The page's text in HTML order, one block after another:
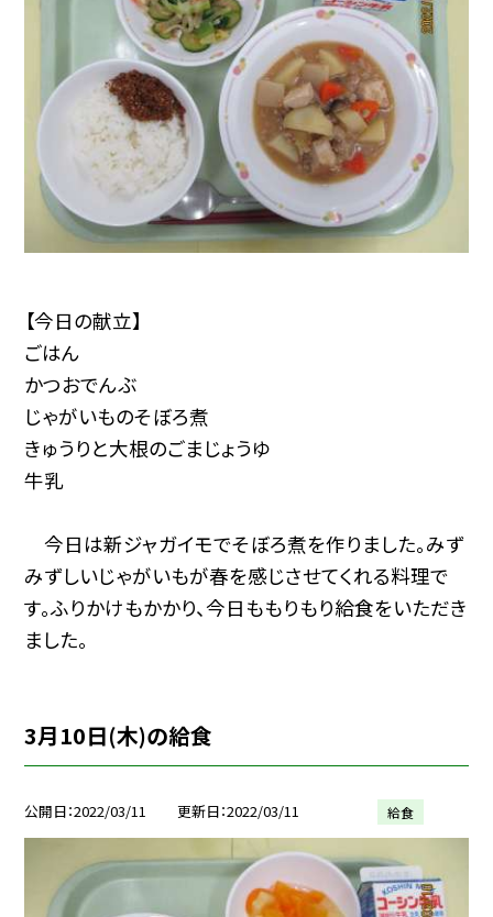
【今日の献立】
ごはん
かつおでんぶ
じゃがいものそぼろ煮
きゅうりと大根のごまじょうゆ
牛乳
今日は新ジャガイモでそぼろ煮を作りました。みず
みずしいじゃがいもが春を感じさせてくれる料理で
す。ふりかけもかかり、今日ももりもり給食をいただき
ました。
3月10日(木)の給食
公開日 2022/03/11 更新日 2022/03/11 給食